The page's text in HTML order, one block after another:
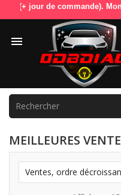
jour de commande). Mondial

MEILLEURES
Ventes, ordre